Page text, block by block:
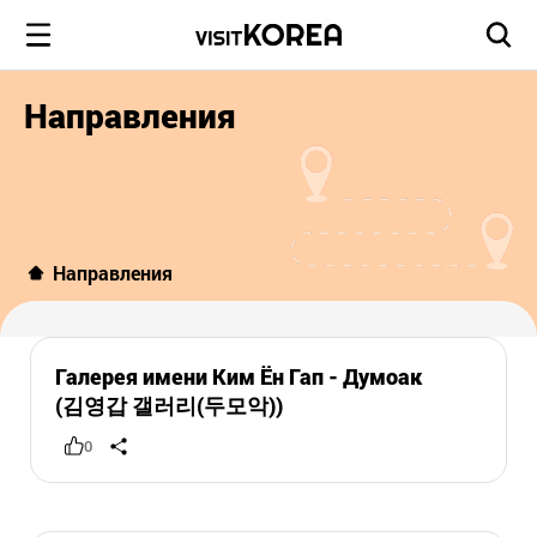
Направления
Направления
Галерея имени Ким Ён Гап - Думоак
(김영갑 갤러리(두모악))
0